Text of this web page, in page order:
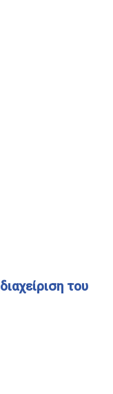
του